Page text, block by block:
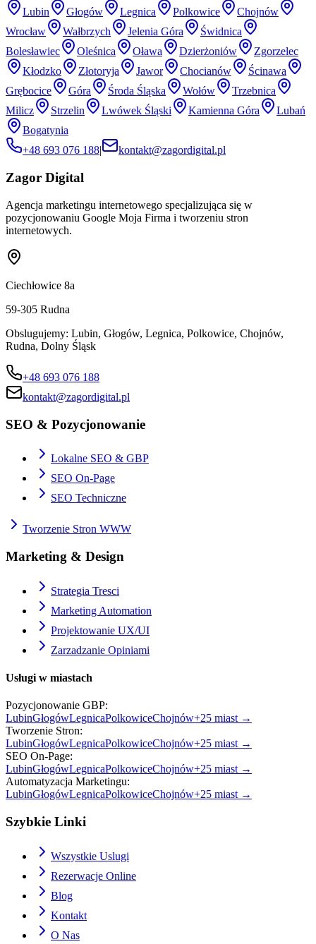
Lubin Głogów Legnica Polkowice
Chojnów
Wrocław
Wałbrzych Jelenia Góra
Świdnica
Bolesławiec
Oleśnica Oława Dzierżoniów
Zgorzelec
Kłodzko
Złotoryja Jawor Chocianów
Ścinawa
Grębocice
Góra Środa Śląska Wołów
Trzebnica
Milicz
Strzelin Lwówek Śląski Kamienna Góra
Lubań
Bogatynia
+48 693 076 188
kontakt@zagordigital.pl
Zagor Digital
Agencja marketingu internetowego specjalizująca się w
pozycjonowaniu Google Moja Firma i tworzeniu stron
internetowych.
Ciechłowice 8a
59-305 Rudna
Obslugujemy: Lubin, Głogów, Legnica, Polkowice, Chojnów,
Rudna, Dolny Śląsk
+48 693 076 188
kontakt@zagordigital.pl
SEO & Pozycjonowanie
Lokalne SEO & GBP
SEO On-Page
SEO Techniczne
Tworzenie Stron WWW
Marketing & Design
Strategia Tresci
Marketing Automation
Projektowanie UX/UI
Zarzadzanie Opiniami
Usługi w miastach
Pozycjonowanie GBP:
LubinGłogówLegnicaPolkowiceChojnów+25 miast →
Tworzenie Stron:
LubinGłogówLegnicaPolkowiceChojnów+25 miast →
SEO On-Page:
LubinGłogówLegnicaPolkowiceChojnów+25 miast →
Automatyzacja Marketingu:
LubinGłogówLegnicaPolkowiceChojnów+25 miast →
Szybkie Linki
Wszystkie Uslugi
Rezerwacje Online
Blog
Kontakt
O Nas